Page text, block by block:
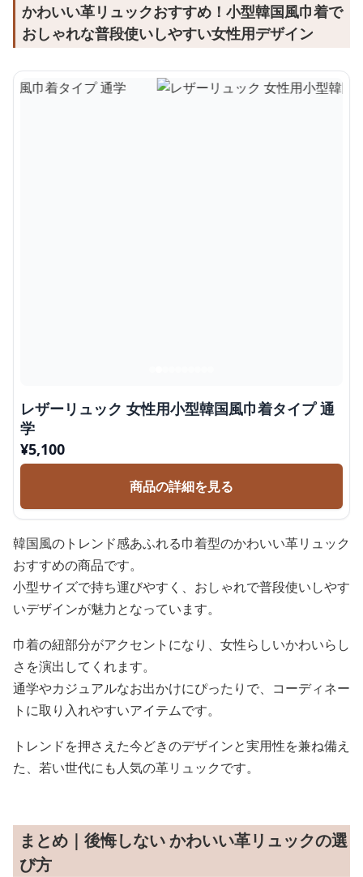
かわいい革リュックおすすめ！小型韓国風巾着で
おしゃれな普段使いしやすい女性用デザイン
レザーリュック 女性用小型韓国風巾着タイプ 通
学
¥5,100
商品の詳細を見る
韓国風のトレンド感あふれる巾着型のかわいい革リュック
おすすめの商品です。
小型サイズで持ち運びやすく、おしゃれで普段使いしやす
いデザインが魅力となっています。
巾着の紐部分がアクセントになり、女性らしいかわいらし
さを演出してくれます。
通学やカジュアルなお出かけにぴったりで、コーディネー
トに取り入れやすいアイテムです。
トレンドを押さえた今どきのデザインと実用性を兼ね備え
た、若い世代にも人気の革リュックです。
まとめ｜後悔しない かわいい革リュックの選
び方